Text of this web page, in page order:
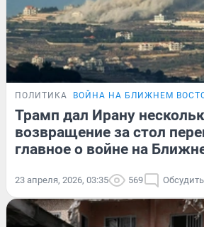
ПОЛИТИКА ВОЙНА НА БЛИЖНЕМ
Трамп дал Ирану
возвращение за стол
главное о войне на
23 апреля, 2026, 03:35 569 Обсудить